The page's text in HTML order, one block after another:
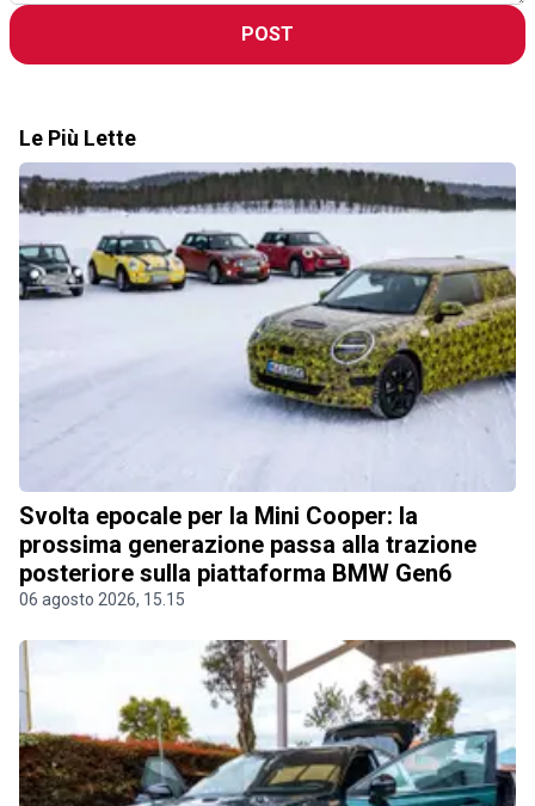
POST
Le Più Lette
Svolta epocale per la Mini Cooper: la
prossima generazione passa alla trazione
posteriore sulla piattaforma BMW Gen6
06 agosto 2026, 15.15